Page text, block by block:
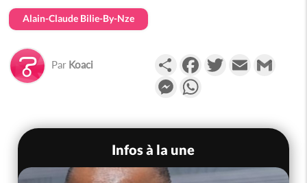
Alain-Claude Bilie-By-Nze
Par Koaci PartagerFacebookTwitterEmail
Messenger
Infos à la une